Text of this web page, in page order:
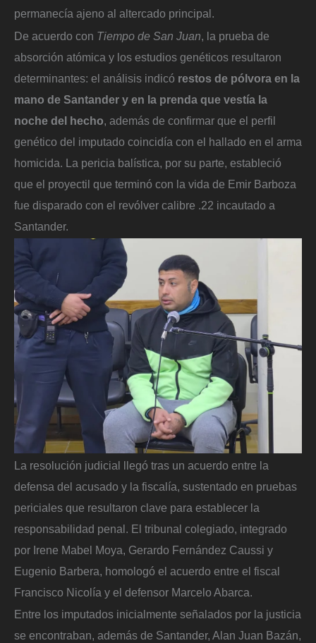
permanecía ajeno al altercado principal.
De acuerdo con Tiempo de San Juan, la prueba de
absorción atómica y los estudios genéticos resultaron
determinantes: el análisis indicó restos de pólvora en la
mano de Santander y en la prenda que vestía la
noche del hecho, además de confirmar que el perfil
genético del imputado coincidía con el hallado en el arma
homicida. La pericia balística, por su parte, estableció
que el proyectil que terminó con la vida de Emir Barboza
fue disparado con el revólver calibre .22 incautado a
Santander.
La resolución judicial llegó tras un acuerdo entre la
defensa del acusado y la fiscalía, sustentado en pruebas
periciales que resultaron clave para establecer la
responsabilidad penal. El tribunal colegiado, integrado
por Irene Mabel Moya, Gerardo Fernández Caussi y
Eugenio Barbera, homologó el acuerdo entre el fiscal
Francisco Nicolía y el defensor Marcelo Abarca.
Entre los imputados inicialmente señalados por la justicia
se encontraban, además de Santander, Alan Juan Bazán,